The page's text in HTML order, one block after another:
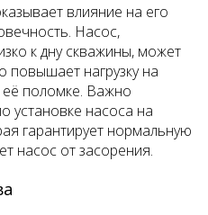
влияние на его
Насос,
к дну скважины, может
повышает нагрузку на
её поломке. Важно
установке насоса на
гарантирует нормальную
насос от засорения.